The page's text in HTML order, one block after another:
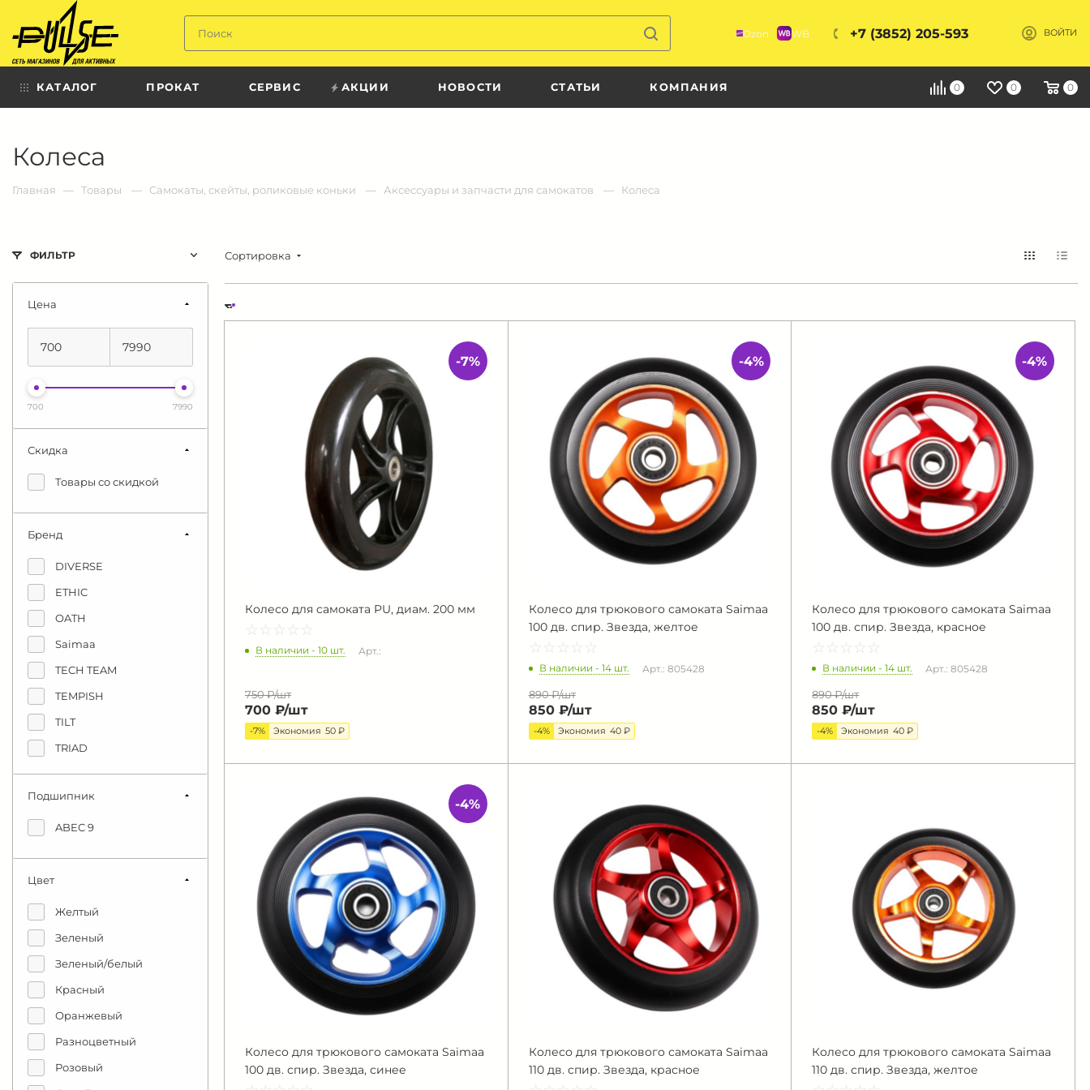
Ozon WB +7 (3852) 205-593 ВОЙТИ
КАТАЛОГ ПРОКАТ СЕРВИС АКЦИИ НОВОСТИ СТАТЬИ КОМПАНИЯ 0 0 0
Колеса
пульс:
сеть
для
Главная Товары Cамокаты, скейты, роликовые коньки Аксессуары и запчасти для самокатов Колеса
Сортировка
Колесо для самоката PU, диам. 200 мм
☆ ☆ ☆ ☆ ☆
★ ★ ★ ★ ★
В наличии - 10 шт. Арт.:
750 ₽/шт
700 ₽/шт
-7% Экономия 50 ₽
-7%
Колесо для трюкового самоката Saimaa
100 дв. спир. Звезда, желтое
☆ ☆ ☆ ☆ ☆
★ ★ ★ ★ ★
В наличии - 14 шт. Арт.: 805428
890 ₽/шт
850 ₽/шт
-4% Экономия 40 ₽
-4%
Колесо для трюкового самоката Saimaa
100 дв. спир. Звезда, красное
☆ ☆ ☆ ☆ ☆
★ ★ ★ ★ ★
В наличии - 14 шт. Арт.: 805428
890 ₽/шт
850 ₽/шт
-4% Экономия 40 ₽
-4%
Колесо для трюкового самоката Saimaa
100 дв. спир. Звезда, синее
-4%
Колесо для трюкового самоката Saimaa
110 дв. спир. Звезда, красное
Колесо для трюкового самоката Saimaa
110 дв. спир. Звезда, желтое
ФИЛЬТР
Цена
700 7990
Скидка
Товары со скидкой
Бренд
DIVERSE
ETHIC
OATH
Saimaa
TECH TEAM
TEMPISH
TILT
TRIAD
Urban Artt
XAOS
Подшипник
ABEC 9
Цвет
Желтый
Зеленый
Зеленый/белый
Красный
Оранжевый
Разноцветный
Розовый